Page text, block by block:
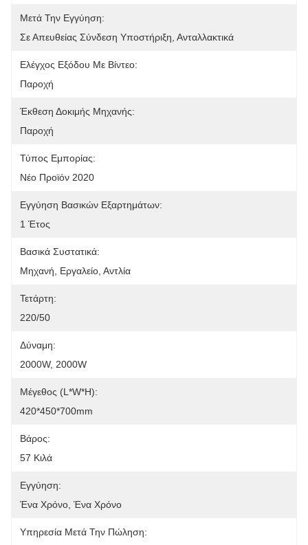
Μετά Την Εγγύηση:
Σε Απευθείας Σύνδεση Υποστήριξη, Ανταλλακτικά
Ελέγχος Εξόδου Με Βίντεο:
Παροχή
Έκθεση Δοκιμής Μηχανής:
Παροχή
Τύπος Εμπορίας:
Νέο Προϊόν 2020
Εγγύηση Βασικών Εξαρτημάτων:
1 Έτος
Βασικά Συστατικά:
Μηχανή, Εργαλείο, Αντλία
Τετάρτη:
220/50
Δύναμη:
2000W, 2000W
Μέγεθος (L*W*H):
420*450*700mm
Βάρος:
57 Κιλά
Εγγύηση:
Ένα Χρόνο, Ένα Χρόνο
Υπηρεσία Μετά Την Πώληση: